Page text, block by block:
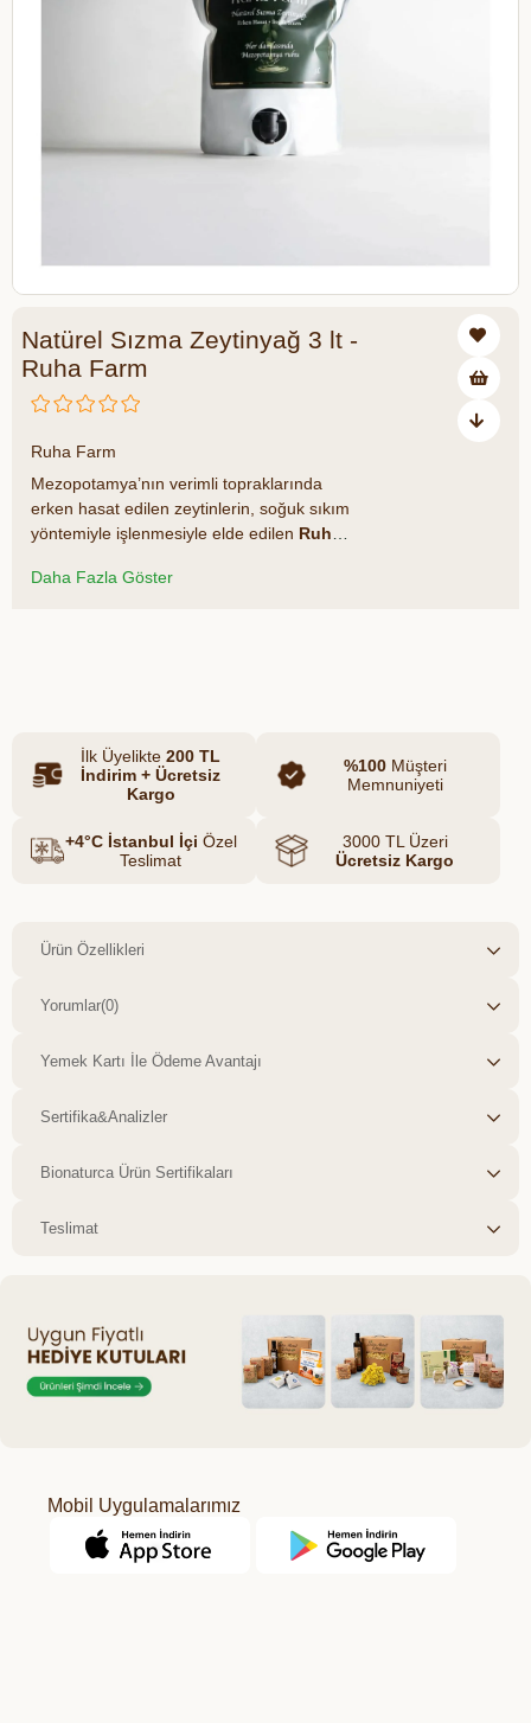
Natürel Sızma Zeytinyağ 3 lt -
Ruha Farm
Ruha Farm
Mezopotamya’nın verimli topraklarında
erken hasat edilen zeytinlerin, soğuk sıkım
yöntemiyle işlenmesiyle elde edilen Ruha
asit oranı (<0.5) ve yüksek polifenol
Daha Fazla Göster
İlk Üyelikte 200 TL
İndirim + Ücretsiz
Kargo
%100Müşteri
Memnuniyeti
+4°C İstanbul İçi Özel
Teslimat
3000 TL Üzeri
Ücretsiz Kargo
Ürün Özellikleri
Yorumlar(0)
Yemek Kartı İle Ödeme Avantajı
Sertifika&Analizler
Bionaturca Ürün Sertifikaları
Teslimat
Mobil Uygulamalarımız